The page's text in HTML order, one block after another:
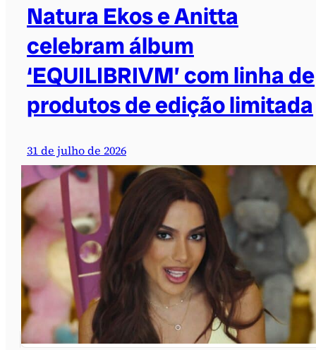
Natura Ekos e Anitta
celebram álbum
‘EQUILIBRIVM’ com linha de
produtos de edição limitada
31 de julho de 2026